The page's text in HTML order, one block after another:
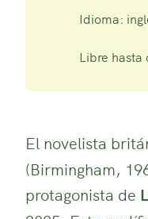
Idioma:
Libre
El novelista
(Birmingham,
protagonista de